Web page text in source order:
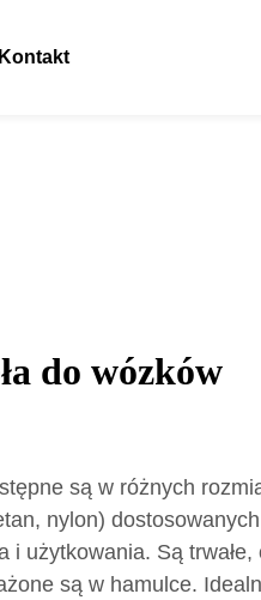
Kontakt
do wózków
są w różnych
nylon)
i użytkowania. Są trwałe,
są w hamulce.